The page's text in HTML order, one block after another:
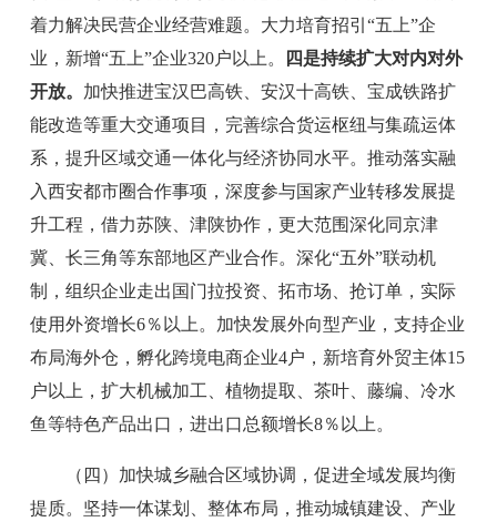
着力解决民营企业经营难题。大力培育招引 “五上”企
业，新增“五上”企业320户以上。
四是持续扩大对内对外
开放。 加快推进宝汉巴高铁、安汉十高铁、宝成铁路扩
能改造等重大交通项目，完善综合货运枢纽与集疏运体
系，提升区域交通一体化与经济协同水平。推动落实融
入西安都市圈合作事项，深度参与国家产业转移发展提
升工程，借力苏陕、津陕协作，更大范围深化同京津
冀、长三角等东部地区产业合作。深化“五外”联动机
制，组织企业走出国门拉投资、拓市场、抢订单，实际
使用外资增长6％ 以上。 加快发展外向型产业，支持企业
布局海外仓， 孵化跨境电商企业4户，新培育外贸主体15
户以上，扩大机械加工、植物提取、茶叶、藤编、冷水
鱼等特色产品出口，进出口总额增长8％ 以上。
（四）加快城乡融合区域协调，促进全域发展均衡
提质。 坚持一体谋划、整体布局，推动城镇建设、产业